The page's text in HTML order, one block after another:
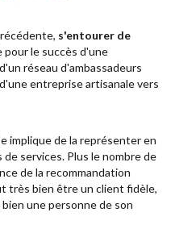
s'entourer de
le succès d'une
réseau d'ambassadeurs
entreprise artisanale vers
implique de la représenter en
services. Plus le nombre de
de la recommandation
très bien être un client fidèle,
une personne de son